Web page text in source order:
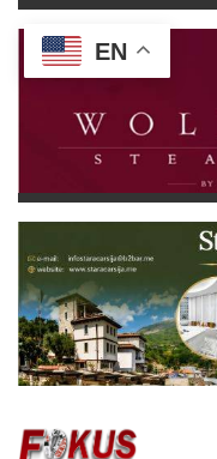
EN